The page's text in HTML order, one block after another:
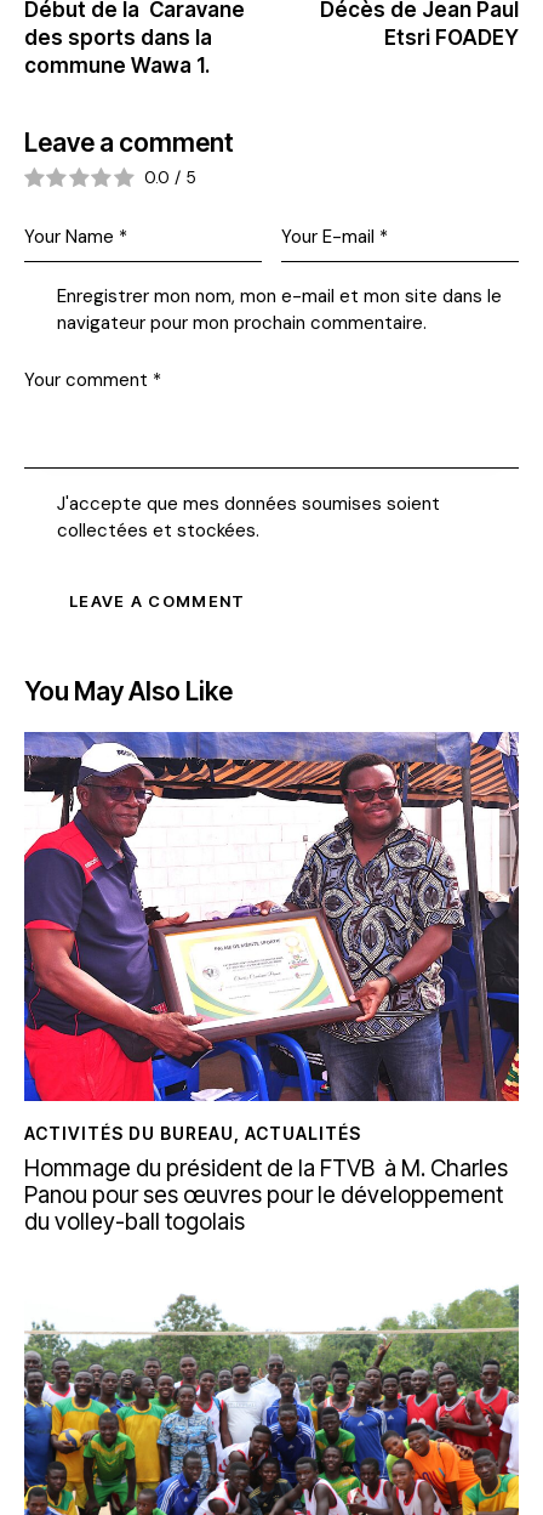
Début de la Caravane
des sports dans la
commune Wawa 1.
Décès de Jean Paul
Etsri FOADEY
Leave a comment
0.0 / 5
Enregistrer mon nom, mon e-mail et mon site dans le
navigateur pour mon prochain commentaire.
J'accepte que mes données soumises soient
collectées et stockées.
You May Also Like
ACTIVITÉS DU BUREAU ACTUALITÉS
Hommage du président de la FTVB à M. Charles
Panou pour ses œuvres pour le développement
du volley-ball togolais